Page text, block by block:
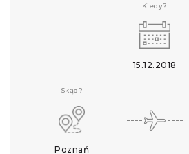
Kiedy?
15.12.2018
Skąd?
Poznań